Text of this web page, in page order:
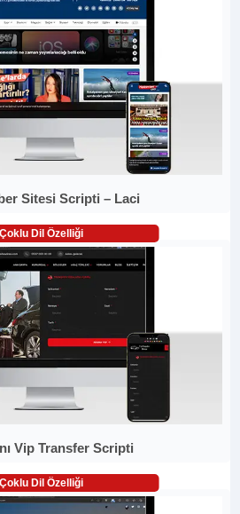
Sitesi Scripti – Laci
Çoklu Dil Özelliği
Vip Transfer Scripti
Çoklu Dil Özelliği